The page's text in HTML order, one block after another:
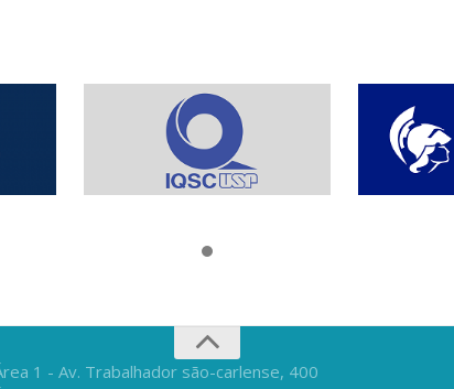
1 - Av. Trabalhador são-carlense, 400